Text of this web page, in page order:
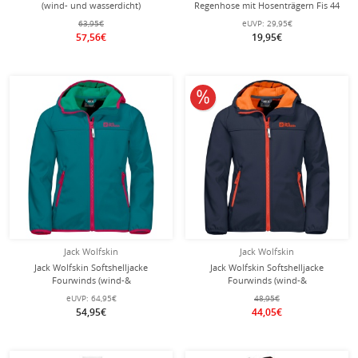
(wind- und wasserdicht)
indigoblau/pink Jugendliche
63,95€
57,56€
Regenhose mit Hosenträgern Fis 44
(PFC-frei, wasserdicht) gelb
Kleinkinder
eUVP: 29,95€
19,95€
Jack Wolfskin
Jack Wolfskin Softshelljacke
Fourwinds (wind-&
wasserabweisend) bayblau
Kinder/Jugendliche
eUVP: 64,95€
54,95€
Jack Wolfskin
Jack Wolfskin Softshelljacke
Fourwinds (wind-&
wasserabweisend)
nachtblau/orange Kinder
48,95€
44,05€
10% reduziert